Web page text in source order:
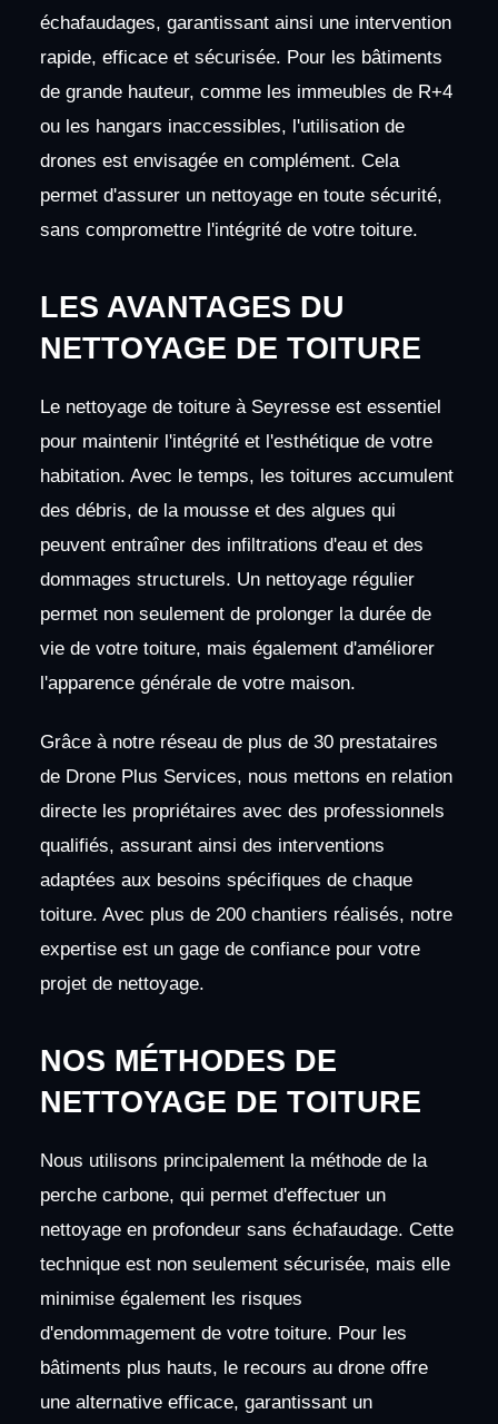
échafaudages, garantissant ainsi une intervention
rapide, efficace et sécurisée. Pour les bâtiments
de grande hauteur, comme les immeubles de R+4
ou les hangars inaccessibles, l'utilisation de
drones est envisagée en complément. Cela
permet d'assurer un nettoyage en toute sécurité,
sans compromettre l'intégrité de votre toiture.
LES AVANTAGES DU
NETTOYAGE DE TOITURE
Le nettoyage de toiture à Seyresse est essentiel
pour maintenir l'intégrité et l'esthétique de votre
habitation. Avec le temps, les toitures accumulent
des débris, de la mousse et des algues qui
peuvent entraîner des infiltrations d'eau et des
dommages structurels. Un nettoyage régulier
permet non seulement de prolonger la durée de
vie de votre toiture, mais également d'améliorer
l'apparence générale de votre maison.
Grâce à notre réseau de plus de 30 prestataires
de Drone Plus Services, nous mettons en relation
directe les propriétaires avec des professionnels
qualifiés, assurant ainsi des interventions
adaptées aux besoins spécifiques de chaque
toiture. Avec plus de 200 chantiers réalisés, notre
expertise est un gage de confiance pour votre
projet de nettoyage.
NOS MÉTHODES DE
NETTOYAGE DE TOITURE
Nous utilisons principalement la méthode de la
perche carbone, qui permet d'effectuer un
nettoyage en profondeur sans échafaudage. Cette
technique est non seulement sécurisée, mais elle
minimise également les risques
d'endommagement de votre toiture. Pour les
bâtiments plus hauts, le recours au drone offre
une alternative efficace, garantissant un